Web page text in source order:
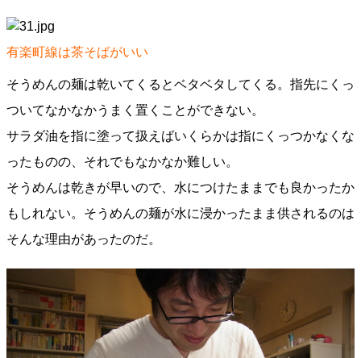
有楽町線は茶そばがいい
そうめんの麺は乾いてくるとベタベタしてくる。指先にくっ
ついてなかなかうまく置くことができない。
サラダ油を指に塗って扱えばいくらかは指にくっつかなくな
ったものの、それでもなかなか難しい。
そうめんは乾きが早いので、水につけたままでも良かったか
もしれない。そうめんの麺が水に浸かったまま供されるのは
そんな理由があったのだ。